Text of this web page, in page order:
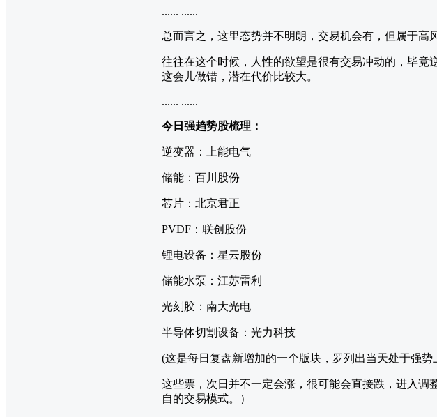
...... ......
总而言之，这里态势并不明朗，交易机会有，但属于高
往往在这个时候，人性的欲望是很有交易冲动的，毕竟
这会儿做错，潜在代价比较大。
...... ......
今日强趋势股梳理：
逆变器：上能电气
储能：百川股份
芯片：北京君正
PVDF：联创股份
锂电设备：星云股份
储能水泵：江苏雷利
光刻胶：南大光电
半导体切割设备：光力科技
(这是每日复盘新增加的一个版块，罗列出当天处于强势
这些票，次日并不一定会涨，很可能会直接跌，进入
自的交易模式。）